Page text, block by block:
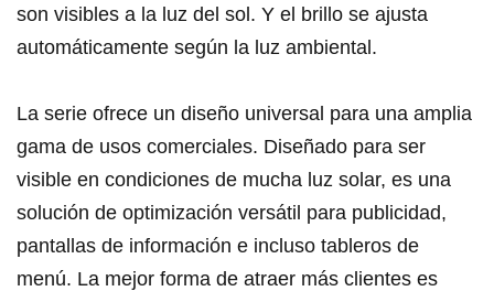
son visibles a la luz del sol. Y el brillo se ajusta
automáticamente según la luz ambiental.
La serie ofrece un diseño universal para una amplia
gama de usos comerciales. Diseñado para ser
visible en condiciones de mucha luz solar, es una
solución de optimización versátil para publicidad,
pantallas de información e incluso tableros de
menú. La mejor forma de atraer más clientes es